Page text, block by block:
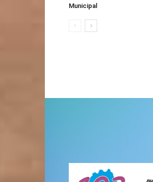
Municipal